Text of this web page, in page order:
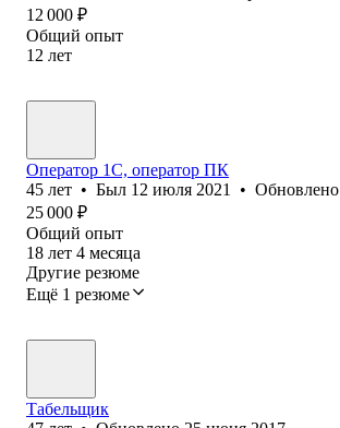
12 000 ₽
Общий опыт
12 лет
Оператор 1C, оператор ПК
45 лет • Был 12 июля 2021 • Обновлено
25 000 ₽
Общий опыт
18 лет 4 месяца
Другие резюме
Ещё 1 резюме
Табельщик